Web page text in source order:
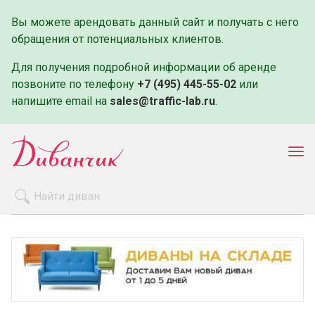
Вы можете арендовать данный сайт и получать с него
обращения от потенциальных клиентов.
Для получения подробной информации об аренде
позвоните по телефону +7 (495) 445-55-02 или
напишите email на sales@traffic-lab.ru.
Оплата и доставка
Контакты